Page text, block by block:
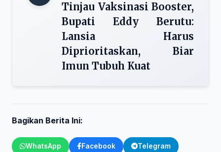
Tinjau Vaksinasi Booster,
Bupati Eddy Berutu:
Lansia Harus
Diprioritaskan, Biar
Imun Tubuh Kuat
Bagikan Berita Ini:
WhatsApp Facebook Telegram